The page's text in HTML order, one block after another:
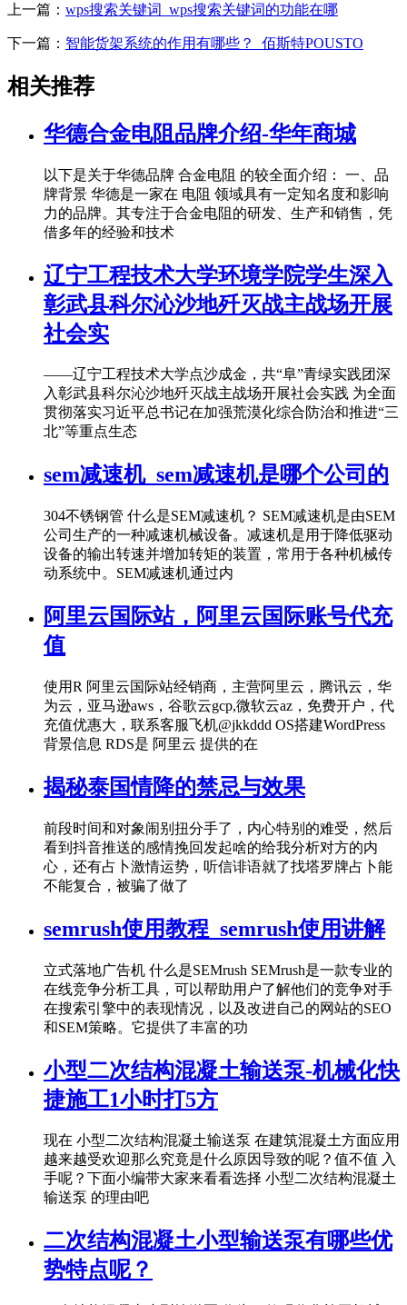
上一篇： wps搜索关键词_wps搜索关键词的功能在哪
下一篇： 智能货架系统的作用有哪些？_佰斯特POUSTO
相关推荐
华德合金电阻品牌介绍-华年商城
以下是关于华德品牌 合金电阻 的较全面介绍： 一、品
牌背景 华德是一家在 电阻 领域具有一定知名度和影响
力的品牌。其专注于合金电阻的研发、生产和销售，凭
借多年的经验和技术
辽宁工程技术大学环境学院学生深入
彰武县科尔沁沙地歼灭战主战场开展
社会实
——辽宁工程技术大学点沙成金，共“阜”青绿实践团深
入彰武县科尔沁沙地歼灭战主战场开展社会实践 为全面
贯彻落实习近平总书记在加强荒漠化综合防治和推进“三
北”等重点生态
sem减速机_sem减速机是哪个公司的
304不锈钢管 什么是SEM减速机？ SEM减速机是由SEM
公司生产的一种减速机械设备。减速机是用于降低驱动
设备的输出转速并增加转矩的装置，常用于各种机械传
动系统中。SEM减速机通过内
阿里云国际站，阿里云国际账号代充
值
使用R 阿里云国际站经销商，主营阿里云，腾讯云，华
为云，亚马逊aws，谷歌云gcp,微软云az，免费开户，代
充值优惠大，联系客服飞机@jkkddd OS搭建WordPress
背景信息 RDS是 阿里云 提供的在
揭秘泰国情降的禁忌与效果
前段时间和对象闹别扭分手了，内心特别的难受，然后
看到抖音推送的感情挽回发起啥的给我分析对方的内
心，还有占卜激情运势，听信诽语就了找塔罗牌占卜能
不能复合，被骗了做了
semrush使用教程_semrush使用讲解
立式落地广告机 什么是SEMrush SEMrush是一款专业的
在线竞争分析工具，可以帮助用户了解他们的竞争对手
在搜索引擎中的表现情况，以及改进自己的网站的SEO
和SEM策略。它提供了丰富的功
小型二次结构混凝土输送泵-机械化快
捷施工1小时打5方
现在 小型二次结构混凝土输送泵 在建筑混凝土方面应用
越来越受欢迎那么究竟是什么原因导致的呢？值不值 入
手呢？下面小编带大家来看看选择 小型二次结构混凝土
输送泵 的理由吧
二次结构混凝土小型输送泵有哪些优
势特点呢？